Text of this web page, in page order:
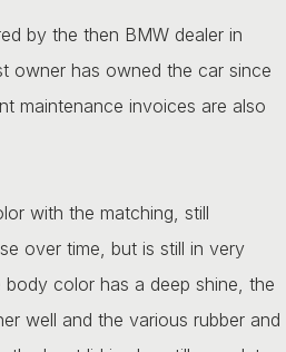
by the then BMW dealer in
owner has owned the car since
maintenance invoices are also
with the matching, still
over time, but is still in very
color has a deep shine, the
well and the various rubber and